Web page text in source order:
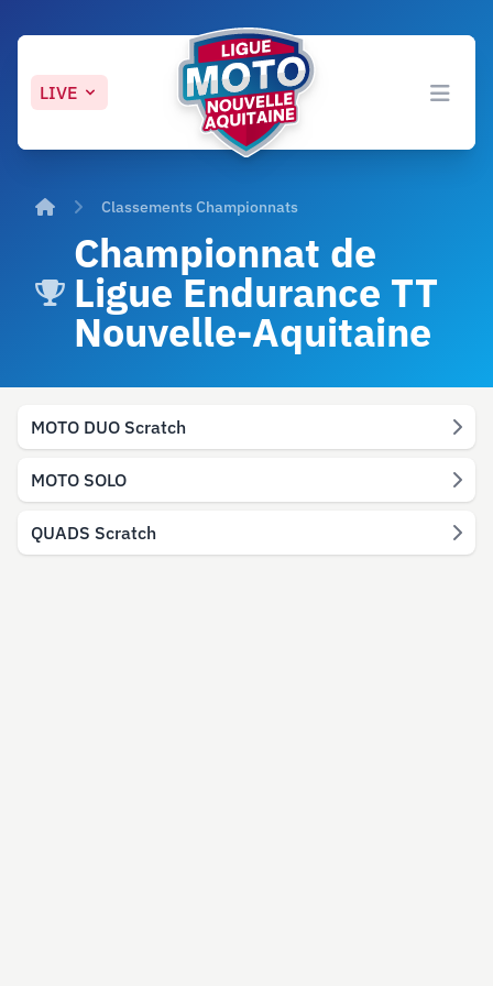
LIVE
Open
AccueilClassements Championnats
Championnat de
Ligue Endurance TT
Nouvelle-Aquitaine
MOTO DUO Scratch
MOTO SOLO
QUADS Scratch